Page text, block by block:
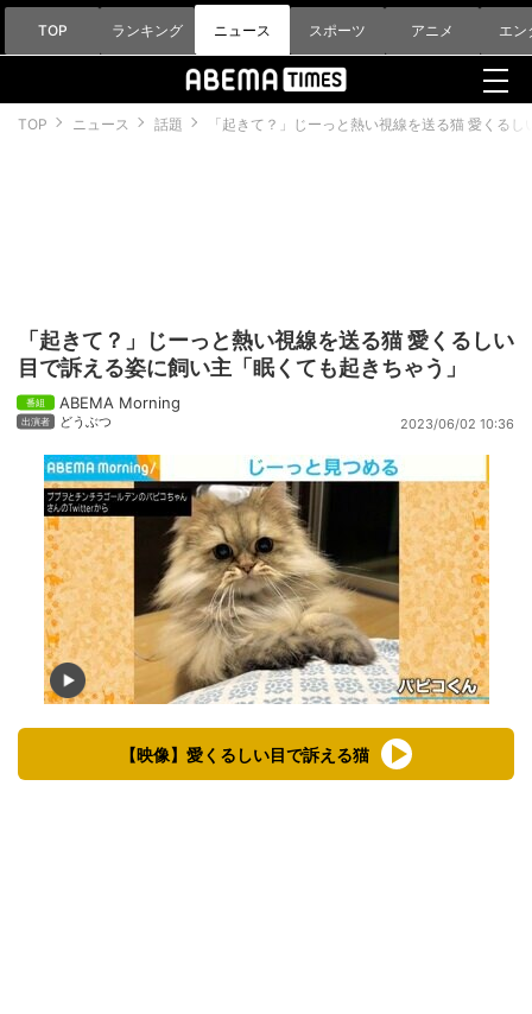
TOP ランキング ニュース スポーツ アニメ エン
TOP ニュース 話題 「起きて？」じーっと熱い視線を送る猫 愛くる
「起きて？」じーっと熱い視線を送る猫 愛くるしい
目で訴える姿に飼い主「眠くても起きちゃう」
ABEMA Morning
どうぶつ 2023/06/02 10:36
【映像】愛くるしい目で訴える猫